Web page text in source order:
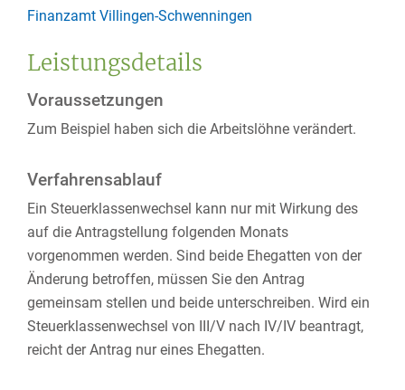
Finanzamt Villingen-Schwenningen
Leistungsdetails
Voraussetzungen
Zum Beispiel haben sich die Arbeitslöhne verändert.
Verfahrensablauf
Ein Steuerklassenwechsel kann nur mit Wirkung des
auf die Antragstellung folgenden Monats
vorgenommen werden. Sind beide Ehegatten von der
Änderung betroffen, müssen Sie den Antrag
gemeinsam stellen und beide unterschreiben. Wird ein
Steuerklassenwechsel von III/V nach IV/IV beantragt,
reicht der Antrag nur eines Ehegatten.